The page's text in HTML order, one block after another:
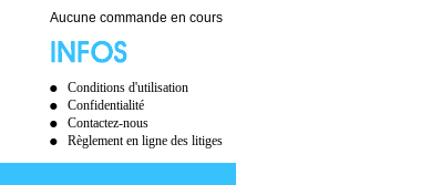
Aucune commande en cours
Conditions d'utilisation
Confidentialité
Contactez-nous
Règlement en ligne des litiges